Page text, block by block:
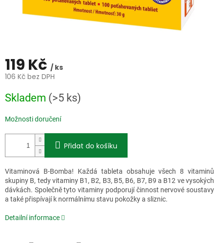
119 Kč / ks
106 Kč bez DPH
cena:
Skladem (>5 ks)
Možnosti doručení
Přidat do košíku
Vitaminová B-Bomba! Každá tableta obsahuje všech 8 vitaminů
skupiny B, tedy vitaminy B1, B2, B3, B5, B6, B7, B9 a B12 ve vysokých
dávkách. Společně tyto vitaminy podporují činnost nervové soustavy
a také přispívají k normálnímu stavu pokožky a sliznic.
Detailní informace